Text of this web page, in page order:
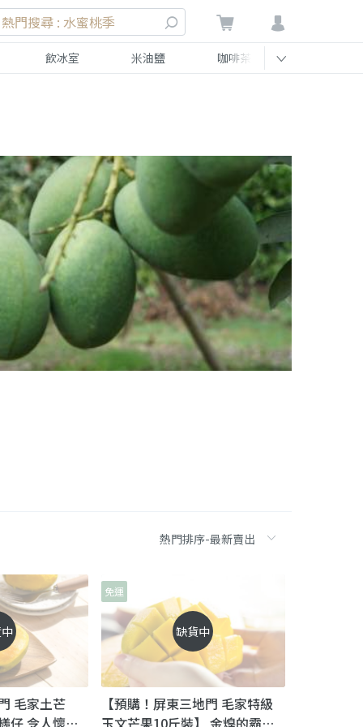
熱門搜尋 : 水蜜桃季
飲冰室 米油鹽 咖啡茶
毛家土芒
缺貨中
免運
【預購！屏東三地門 毛家特級